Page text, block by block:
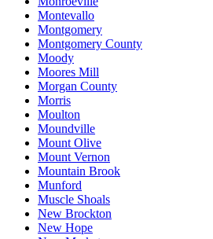
Montevallo
Montgomery
Montgomery County
Moody
Moores Mill
Morgan County
Morris
Moulton
Moundville
Mount Olive
Mount Vernon
Mountain Brook
Munford
Muscle Shoals
New Brockton
New Hope